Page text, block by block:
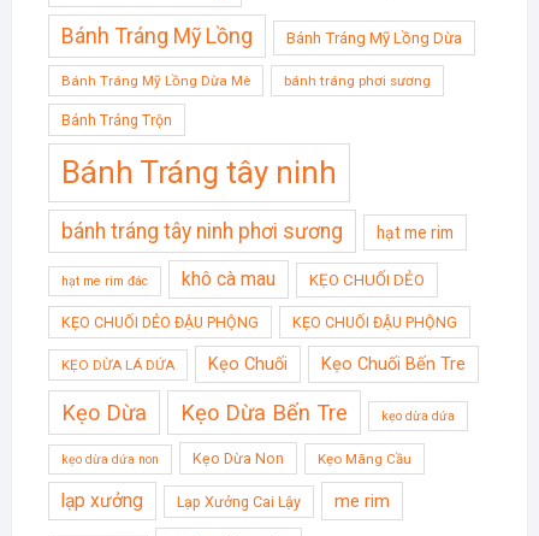
Bánh Tráng Mỹ Lồng Bánh Tráng Mỹ Lồng Dừa
Bánh Tráng Mỹ Lồng Dừa Mè bánh tráng phơi sương
Bánh Tráng Trộn
Bánh Tráng tây ninh
bánh tráng tây ninh phơi sương hạt me rim
hạt me rim đác khô cà mau KẸO CHUỐI DẺO
KẸO CHUỐI DẺO ĐẬU PHỘNG KẸO CHUỐI ĐẬU PHỘNG
KẸO DỪA LÁ DỨA Kẹo Chuối Kẹo Chuối Bến Tre
Kẹo Dừa Kẹo Dừa Bến Tre kẹo dừa dứa
kẹo dừa dứa non Kẹo Dừa Non Kẹo Mãng Cầu
lạp xưởng Lạp Xưởng Cai Lậy me rim